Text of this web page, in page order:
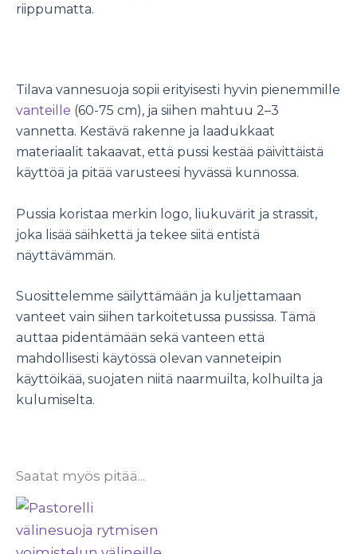
riippumatta.
Tilava vannesuoja sopii erityisesti hyvin pienemmille
vanteille (60-75 cm), ja siihen mahtuu 2–3
vannetta. Kestävä rakenne ja laadukkaat
materiaalit takaavat, että pussi kestää päivittäistä
käyttöä ja pitää varusteesi hyvässä kunnossa.
Pussia koristaa merkin logo, liukuvärit ja strassit,
joka lisää säihkettä ja tekee siitä entistä
näyttävämmän.
Suosittelemme säilyttämään ja kuljettamaan
vanteet vain siihen tarkoitetussa pussissa. Tämä
auttaa pidentämään sekä vanteen että
mahdollisesti käytössä olevan vanneteipin
käyttöikää, suojaten niitä naarmuilta, kolhuilta ja
kulumiselta.
Saatat myös pitää...